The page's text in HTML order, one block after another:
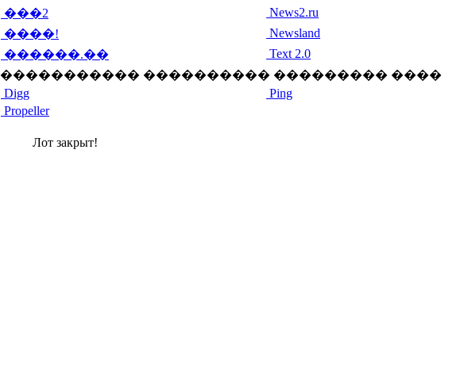
���2
News2.ru
����!
Newsland
������.��
Text 2.0
����������� ���������� ��������� ����
Digg
Ping
Propeller
Лот закрыт!